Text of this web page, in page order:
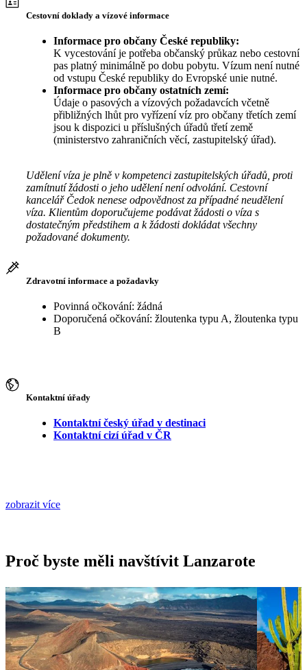
Cestovní doklady a vízové informace
Informace pro občany České republiky:
K vycestování je potřeba občanský průkaz nebo cestovní
pas platný minimálně po dobu pobytu. Vízum není nutné
od vstupu České republiky do Evropské unie nutné.
Informace pro občany ostatních zemí:
Údaje o pasových a vízových požadavcích včetně
přibližných lhůt pro vyřízení víz pro občany třetích zemí
jsou k dispozici u příslušných úřadů třetí země
(ministerstvo zahraničních věcí, zastupitelský úřad).
Udělení víza je plně v kompetenci zastupitelských úřadů, proti
zamítnutí žádosti o jeho udělení není odvolání. Cestovní
kancelář Čedok nenese odpovědnost za případné neudělení
víza. Klientům doporučujeme podávat žádosti o víza s
dostatečným předstihem a k žádosti dokládat všechny
požadované dokumenty.
Zdravotní informace a požadavky
Povinná očkování: žádná
Doporučená očkování: žloutenka typu A, žloutenka typu
B
Kontaktní úřady
Kontaktní český úřad v destinaci
Kontaktní cizí úřad v ČR
zobrazit více
Proč byste měli navštívit Lanzarote